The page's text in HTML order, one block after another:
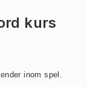
kurs
inom spel.